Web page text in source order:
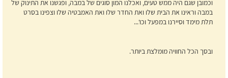
וכמובן שגם היה ממש טעים, ואכלנו המון סוגים של במבה, ופגשנו את התינוק של
במבה וראינו את הבית שלו ואת החדר שלו ואת האמבטיה שלו וצפינו בסרט
תלת מימד וסיירנו במפעל וכו‘...
ובסך הכל החוויה מומלצת ביותר.